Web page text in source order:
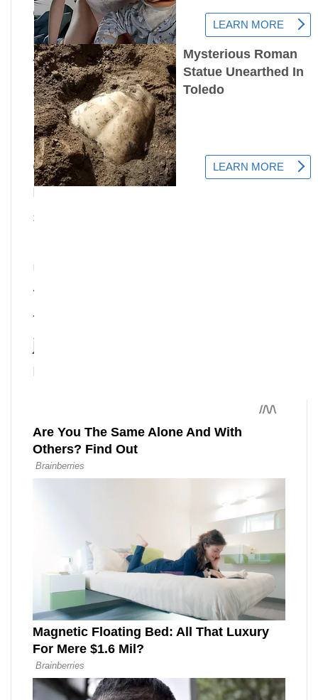
důsledku sucha nebo lesního
požáru, pak produkce
takových látek klesá a objevuje
se příliv zelených výhonků.
Příliv, umístěný v mělké
nádobě s vodou, klíčí téměř
okamžitě. Vyrašené výhonky
mohou dále růst, až se z nich
stanou plnohodnotné stromy.
uzliny zalévány, výhony, které
vyrašily podél jejich okrajů,
tvoří něco jako okraj a vypadají
jako velmi zajímavá a
neobvyklá pokojová rostlina.